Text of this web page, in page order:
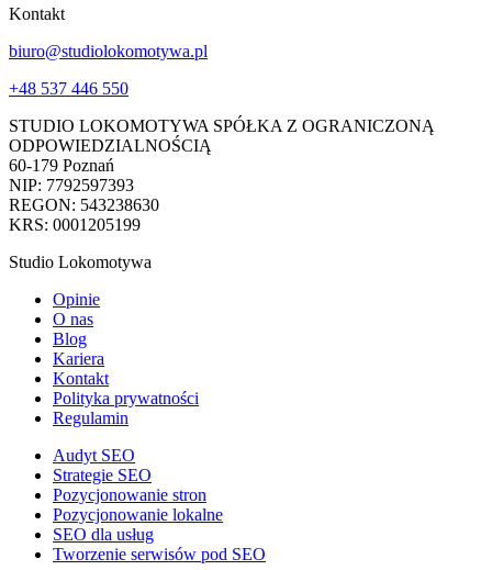
Kontakt
biuro@studiolokomotywa.pl
+48 537 446 550
STUDIO LOKOMOTYWA SPÓŁKA Z OGRANICZONĄ
ODPOWIEDZIALNOŚCIĄ
60-179 Poznań
NIP: 7792597393
REGON: 543238630
KRS: 0001205199
Studio Lokomotywa
Opinie
O nas
Blog
Kariera
Kontakt
Polityka prywatności
Regulamin
Audyt SEO
Strategie SEO
Pozycjonowanie stron
Pozycjonowanie lokalne
SEO dla usług
Tworzenie serwisów pod SEO